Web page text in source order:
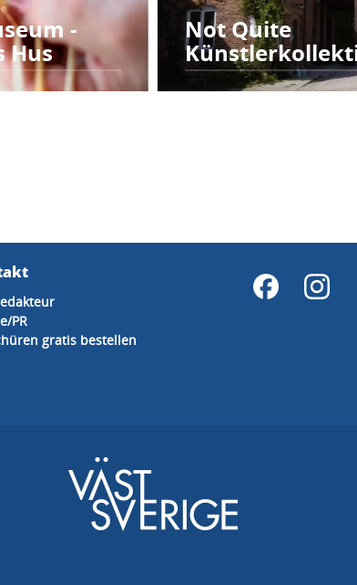
-
Hus
Not Quite
PR
gratis bestellen